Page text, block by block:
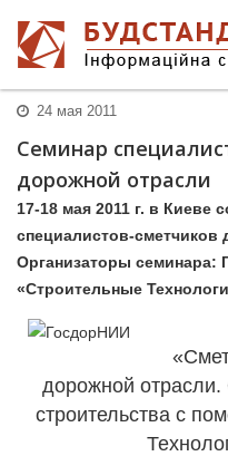
24 мая 2011
Cеминар
дорожной отрасли
17-18 мая 2011 г. в Киеве
специалистов-сметчиков
Организаторы
«Строительные
дорожной
строительства с